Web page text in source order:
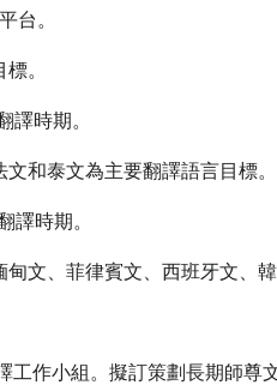
台。
。
時期。
和泰文為主要翻譯語言目標。
時期。
文、菲律賓文、西班牙文、韓
工作小組。擬訂策劃長期師尊